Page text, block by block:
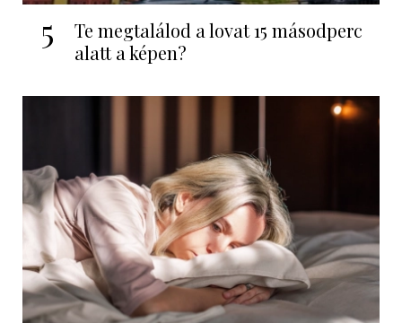
5
Te megtalálod a lovat 15 másodperc
alatt a képen?